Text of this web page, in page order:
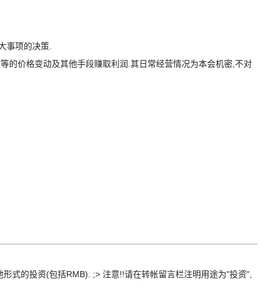
事项的决策.
的价格变动及其他手段赚取利润.其日常经营情况为本会机密,不对
式的投资(包括RMB). ;> 注意!!请在转帐留言栏注明用途为"投资",